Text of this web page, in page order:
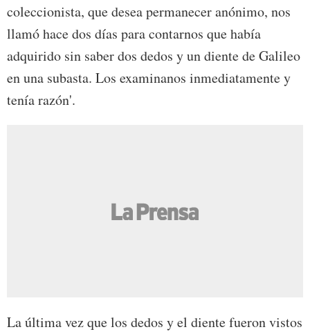
coleccionista, que desea permanecer anónimo, nos
llamó hace dos días para contarnos que había
adquirido sin saber dos dedos y un diente de Galileo
en una subasta. Los examinanos inmediatamente y
tenía razón'.
La última vez que los dedos y el diente fueron vistos